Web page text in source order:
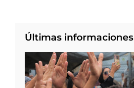
Últimas informaciones